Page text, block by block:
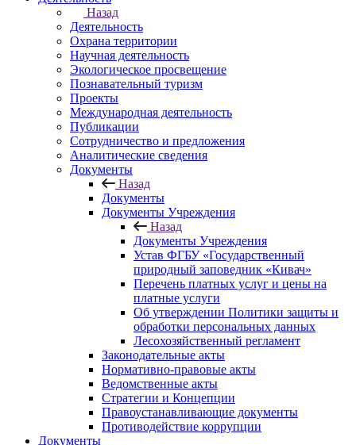
Назад
Деятельность
Охрана территории
Научная деятельность
Экологическое просвещение
Познавательный туризм
Проекты
Международная деятельность
Публикации
Сотрудничество и предложения
Аналитические сведения
Документы
Назад
Документы
Документы Учреждения
Назад
Документы Учреждения
Устав ФГБУ «Государственный
природный заповедник «Кивач»
Перечень платных услуг и цены на
платные услуги
Об утверждении Политики защиты и
обработки персональных данных
Лесохозяйственный регламент
Законодательные акты
Нормативно-правовые акты
Ведомственные акты
Стратегии и Концепции
Правоустанавливающие документы
Противодействие коррупции
Документы